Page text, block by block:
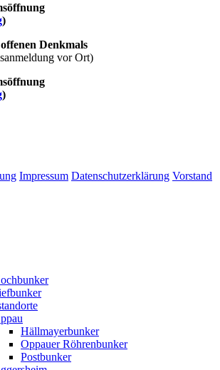
)
Denkmals
vor Ort)
)
Impressum Datenschutzerklärung Vorstand
Hällmayerbunker
Oppauer Röhrenbunker
Postbunker